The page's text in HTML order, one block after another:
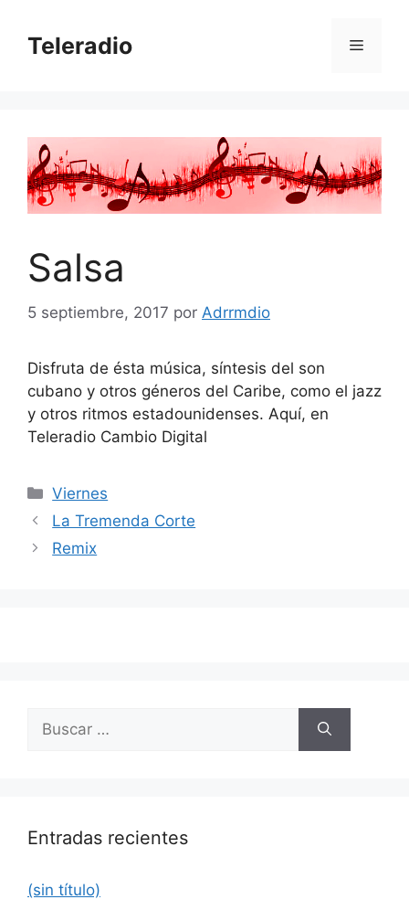
contenido
Teleradio Menú
Salsa
5 septiembre, 2017 por Adrrmdio
Disfruta de ésta música, síntesis del son
cubano y otros géneros del Caribe, como el jazz
y otros ritmos estadounidenses. Aquí, en
Teleradio Cambio Digital
Categorías
Viernes
Navegación
de
La Tremenda Corte
Remix
Entradas recientes
(sin título)